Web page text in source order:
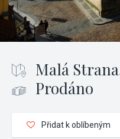
Malá
Prodáno
Přidat k oblíbeným